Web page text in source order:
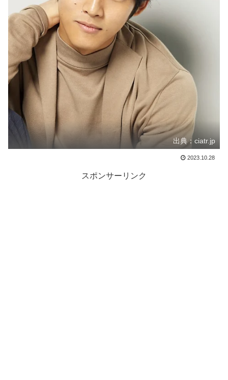
出典：ciatr.jp
2023.10.28
スポンサーリンク